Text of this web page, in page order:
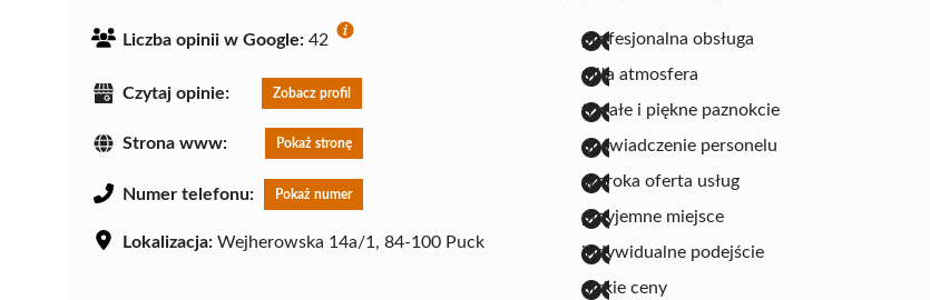
Liczba opinii w Google: 42
Czytaj opinie: Zobacz profil
Strona www: Pokaż stronę
Numer telefonu: Pokaż numer
Lokalizacja: Wejherowska 14a/1, 84-100 Puck
profesjonalna obsługa
miła atmosfera
trwałe i piękne paznokcie
doświadczenie personelu
szeroka oferta usług
przyjemne miejsce
indywidualne podejście
niskie ceny